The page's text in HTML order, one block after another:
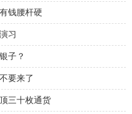
钱腰杆硬
习
子？
要来了
三十枚通货